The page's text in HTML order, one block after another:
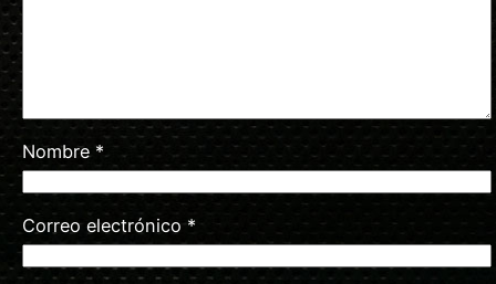
Nombre *
Correo electrónico*